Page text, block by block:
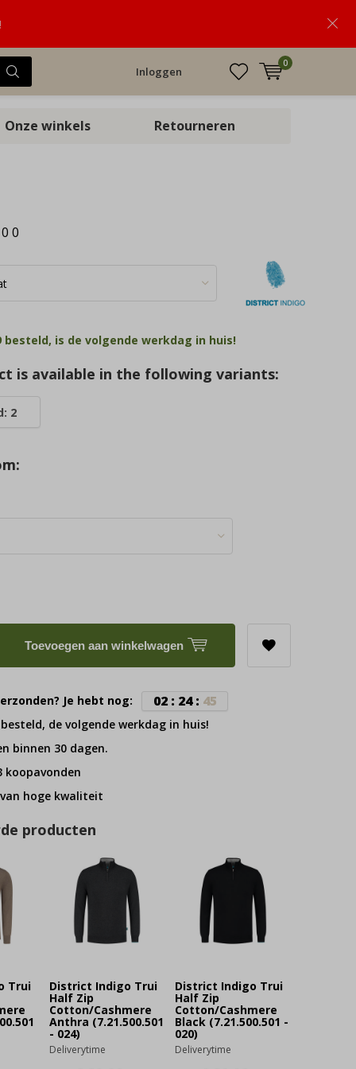
Inloggen
0
Onze winkels Retourneren
0 0
besteld, is de volgende werkdag in huis!
is available in the following variants:
2
Toevoegen aan winkelwagen
Je hebt nog: 02: 24: 45
de volgende werkdag in huis!
binnen 30 dagen.
koopavonden
hoge kwaliteit
producten
Trui District Indigo Trui
Half Zip
Cotton/Cashmere
Anthra (7.21.500.501
- 024)
Deliverytime
District Indigo Trui
Half Zip
Cotton/Cashmere
Black (7.21.500.501 -
020)
Deliverytime